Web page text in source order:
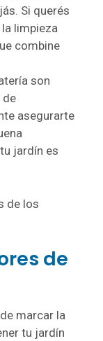
Si querés
limpieza
combine
son
de
asegurarte
jardín es
de los
de
marcar la
tu jardín